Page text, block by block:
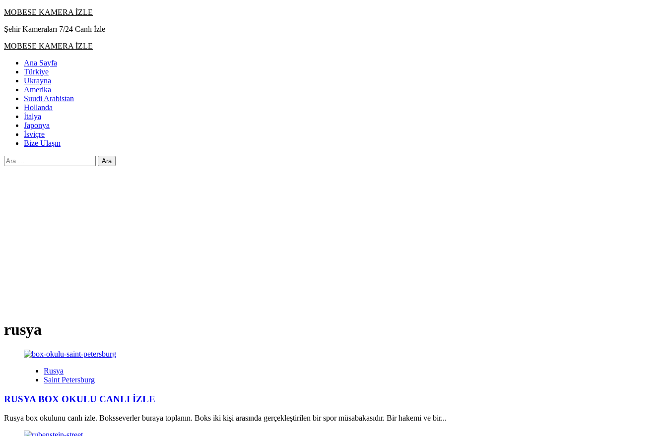
Skip
content
MOBESE KAMERA İZLE
Şehir Kameraları 7/24 Canlı İzle
Primary
MOBESE KAMERA İZLE
Ana Sayfa
Türkiye
Ukrayna
Amerika
Suudi Arabistan
Hollanda
İtalya
Japonya
İsviçre
Bize Ulaşın
Arama:
rusya
Rusya
Saint Petersburg
RUSYA BOX OKULU CANLI İZLE
Rusya box okulunu canlı izle. Boksseverler buraya toplanın. Boks iki kişi arasında gerçekleştirilen bir spor müsabakasıdır. Bir hakemi ve bir...